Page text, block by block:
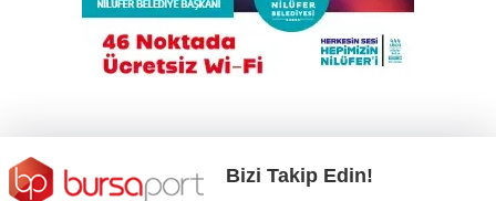
Bakanlığa sahte diploma soruları: 419
Bizi Takip Edin!